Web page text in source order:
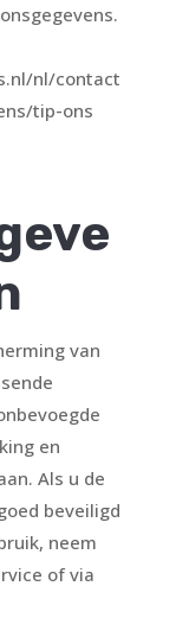
nl/contact
tip-ons
van
en
Als u de
beveiligd
neem
of via